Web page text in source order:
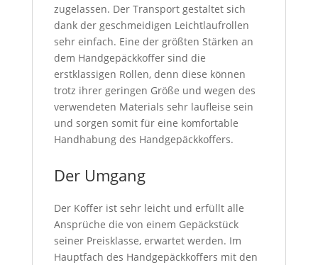
zugelassen. Der Transport gestaltet sich
dank der geschmeidigen Leichtlaufrollen
sehr einfach. Eine der größten Stärken an
dem Handgepäckkoffer sind die
erstklassigen Rollen, denn diese können
trotz ihrer geringen Größe und wegen des
verwendeten Materials sehr laufleise sein
und sorgen somit für eine komfortable
Handhabung des Handgepäckkoffers.
Der Umgang
Der Koffer ist sehr leicht und erfüllt alle
Ansprüche die von einem Gepäckstück
seiner Preisklasse, erwartet werden. Im
Hauptfach des Handgepäckkoffers mit den